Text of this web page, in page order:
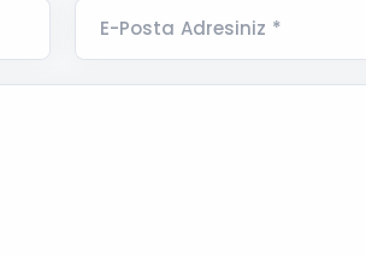
E-Posta Adresiniz *